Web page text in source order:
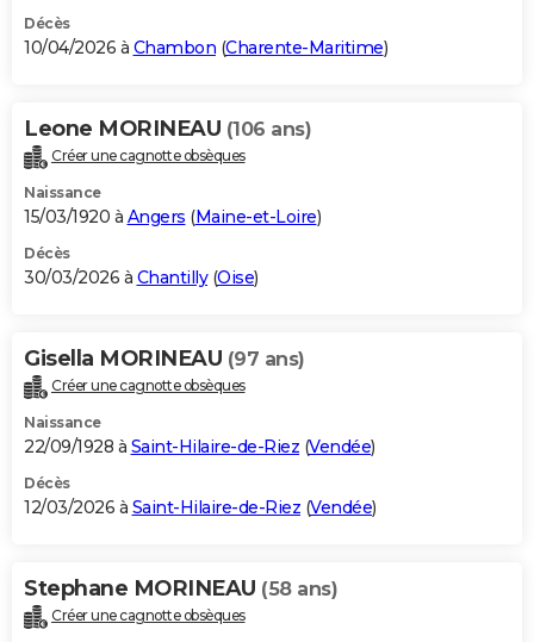
Décès
10/04/2026 à Chambon (Charente-Maritime)
Leone MORINEAU (106 ans)
Créer une cagnotte obsèques
Naissance
15/03/1920 à Angers (Maine-et-Loire)
Décès
30/03/2026 à Chantilly(Oise)
Gisella MORINEAU (97 ans)
Créer une cagnotte obsèques
Naissance
22/09/1928 à Saint-Hilaire-de-Riez (Vendée)
Décès
12/03/2026 à Saint-Hilaire-de-Riez (Vendée)
Stephane MORINEAU (58 ans)
Créer une cagnotte obsèques